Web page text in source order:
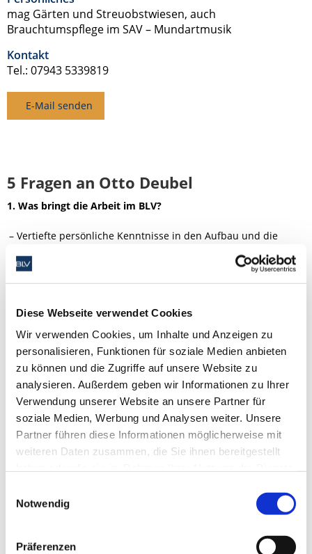
Diese Webseite verwendet Cookies
Wir verwenden Cookies, um Inhalte und Anzeigen zu
personalisieren, Funktionen für soziale Medien anbieten
zu können und die Zugriffe auf unsere Website zu
analysieren. Außerdem geben wir Informationen zu Ihrer
Verwendung unserer Website an unsere Partner für
soziale Medien, Werbung und Analysen weiter. Unsere
Partner führen diese Informationen möglicherweise mit
weiteren Daten zusammen, die Sie ihnen bereitgestellt
Cookies, wenn Sie unsere Website weiterhin nutzen.
Notwendig
Präferenzen
mag Gärten und Streuobstwiesen, auch
Brauchtumspflege im SAV – Mundartmusik
Kontakt
Tel.: 07943 5339819
E-Mail senden
5 Fragen an Otto Deubel
1. Was bringt die Arbeit im BLV?
Vertiefte persönliche Kenntnisse in den Aufbau und die
Württemberg zu bekommen.
Öffentlichkeitsarbeit und politisches Engagement betreiben
personalrechtlich zu schulen.
Als Verbandsmitglied und Personalrat am „Netzwerk“
innerhalb der Beruflichen Schulen mitzuwirken.
Viele gute und bereichernde Begegnungen mit Menschen
bringen einen großen persönlichen Gewinn
2. Wie und wo bringst Du Dich in die BLV-Arbeit ein?
Als Personalvertreter: Vorsitzender des Bezirkspersonalrats
Berufliche Schulen beim Regierungspräsidium Stuttgart (BPR
BS).
Als Verbandsvertreter: Landesbezirksvorsitzender in
gewerbliche Schulen.
Mitarbeit in zahlreichen Arbeitsgruppen, Ausschüssen und